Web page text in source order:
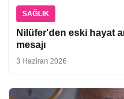
SAĞLIK
Nilüfer'den eski hayat
mesajı
3 Haziran 2026